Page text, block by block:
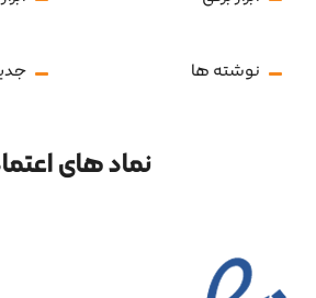
نوشته ها
نماد های